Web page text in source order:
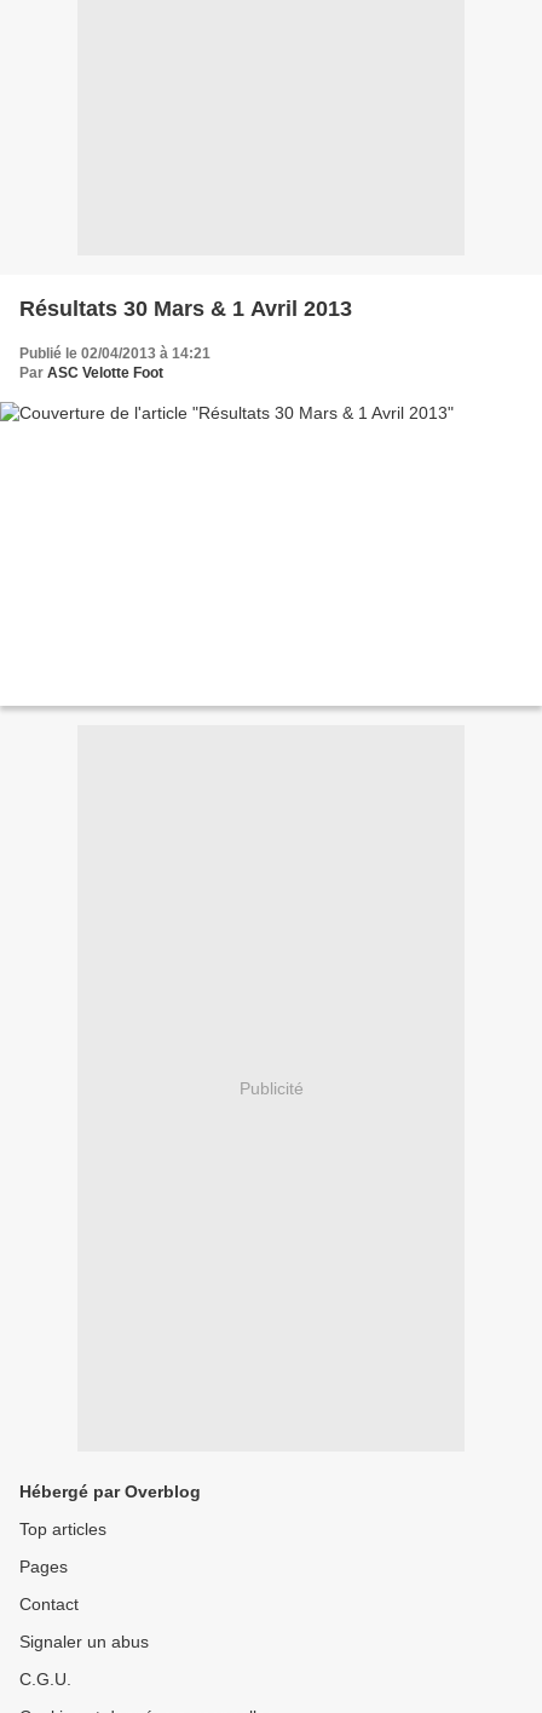
Résultats 30 Mars & 1 Avril 2013
Publié le 02/04/2013 à 14:21
Par ASC Velotte Foot
Publicité
Hébergé par Overblog
Top articles
Pages
Contact
Signaler un abus
C.G.U.